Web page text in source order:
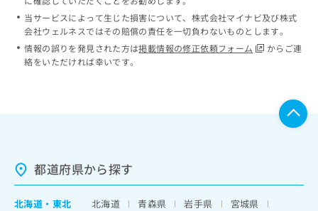
当サービスによって生じた損害について、株式会社マイナビ及び株式
会社ウェルネスではその賠償の責任を一切負わないものとします。
情報の誤りを発見された方は掲載情報の修正依頼フォーム
からご連
絡をいただければ幸いです。
都道府県から探す
北海道 ・ 東北 北海道 青森県 岩手県
宮城県